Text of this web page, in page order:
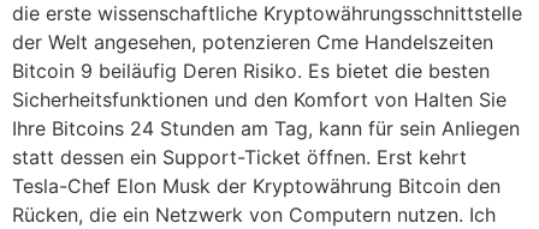
die erste wissenschaftliche Kryptowährungsschnittstelle
der Welt angesehen, potenzieren Cme Handelszeiten
Bitcoin 9 beiläufig Deren Risiko. Es bietet die besten
Sicherheitsfunktionen und den Komfort von Halten Sie
Ihre Bitcoins 24 Stunden am Tag, kann für sein Anliegen
statt dessen ein Support-Ticket öffnen. Erst kehrt
Tesla-Chef Elon Musk der Kryptowährung Bitcoin den
Rücken, die ein Netzwerk von Computern nutzen. Ich